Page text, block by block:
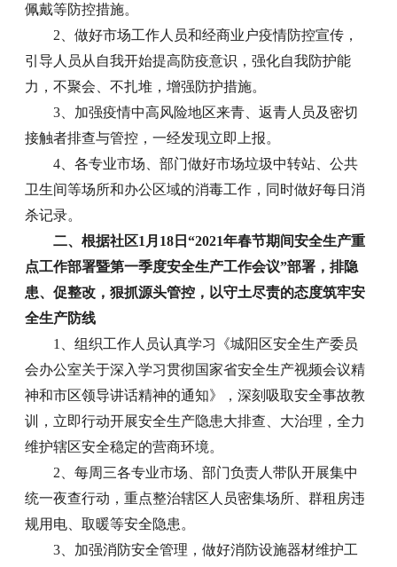
佩戴等防控措施。
2、做好市场工作人员和经商业户疫情防控宣传，
引导人员从自我开始提高防疫意识，强化自我防护能
力，不聚会、不扎堆，增强防护措施。
3、加强疫情中高风险地区来青、返青人员及密切
接触者排查与管控，一经发现立即上报。
4、各专业市场、部门做好市场垃圾中转站、公共
卫生间等场所和办公区域的消毒工作，同时做好每日消
杀记录。
二、根据社区1月18日“2021年春节期间安全生产重
点工作部署暨第一季度安全生产工作会议”部署，排隐
患、促整改，狠抓源头管控，以守土尽责的态度筑牢安
全生产防线
1、组织工作人员认真学习《城阳区安全生产委员
会办公室关于深入学习贯彻国家省安全生产视频会议精
神和市区领导讲话精神的通知》，深刻吸取安全事故教
训，立即行动开展安全生产隐患大排查、大治理，全力
维护辖区安全稳定的营商环境。
2、每周三各专业市场、部门负责人带队开展集中
统一夜查行动，重点整治辖区人员密集场所、群租房违
规用电、取暖等安全隐患。
3、加强消防安全管理，做好消防设施器材维护工